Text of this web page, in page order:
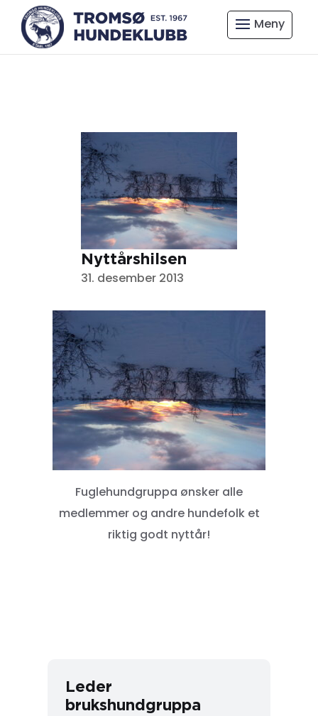
Nyttårshilsen
31. desember 2013
Fuglehundgruppa ønsker alle
medlemmer og andre hundefolk et
riktig godt nyttår!
Leder
brukshundgruppa